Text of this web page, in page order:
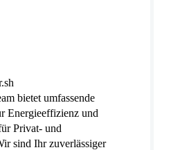
bietet umfassende
Energieeffizienz und
Privat- und
sind Ihr zuverlässiger